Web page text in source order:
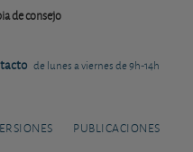
de consejo
de lunes a viernes de 9h-14h
PUBLICACIONES